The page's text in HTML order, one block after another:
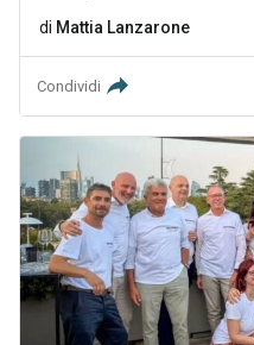
di Mattia Lanzarone
Condividi